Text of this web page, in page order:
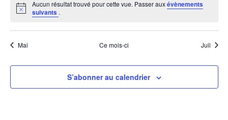
Notice
Aucun résultat trouvé pour cette vue. Passer auxévènements
suivants .
Mai Ce mois-ci Juil
S’abonner au calendrier